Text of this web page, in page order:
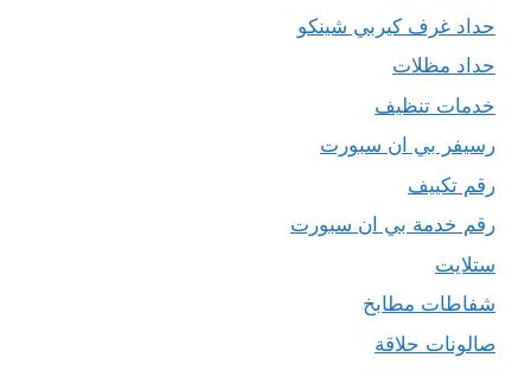
حداد غرف كيربي شينكو
حداد مظلات
خدمات تنظيف
رسيفر بي ان سبورت
رقم تكييف
رقم خدمة بي ان سبورت
ستلايت
شفاطات مطابخ
صالونات حلاقة